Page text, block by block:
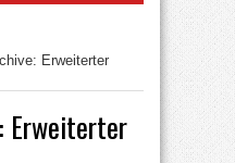
Erweiterter
Erweiterter